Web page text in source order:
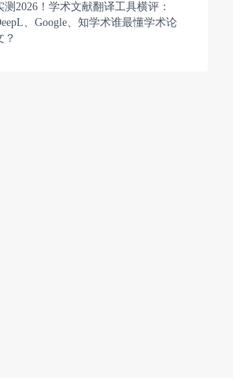
测2026！学术文献翻译工具横评：
、Google、知学术谁最懂学术论
？